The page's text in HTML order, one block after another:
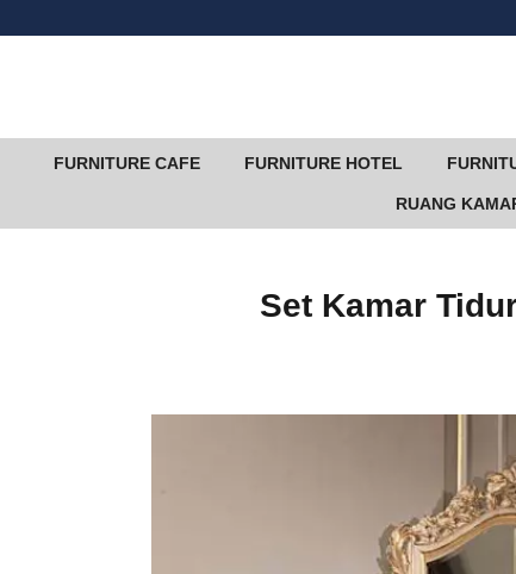
FURNITURE CAFE FURNITURE HOTEL
RUANG
Set Kamar